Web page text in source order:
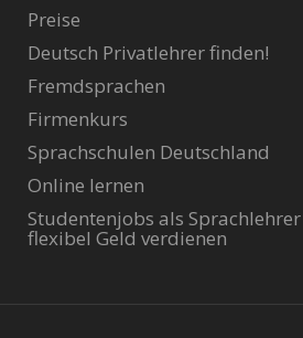
Preise
Deutsch Privatlehrer finden!
Fremdsprachen
Firmenkurs
Sprachschulen Deutschland
Online lernen
Studentenjobs als
flexibel Geld verdienen